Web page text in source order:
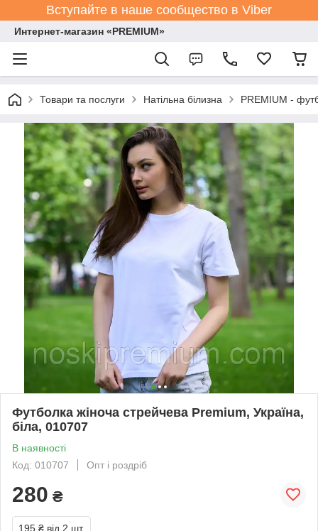
Вступайте в наше сообщество в Viber
Интернет-магазин «PREMIUM»
Товари та послуги Натільна білизна PREMIUM -
Футболка жіноча стрейчева Premium, Україна,
біла, 010707
В наявності
Код: 010707
Опт і роздріб
280 ₴
195 ₴ від 2 шт.